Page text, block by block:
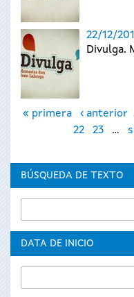
22/12/
Divulga.
Páginas
« primera ‹ anterior
22
23 …
BÚSQUEDA DE TEXTO
DATA DE INICIO
de